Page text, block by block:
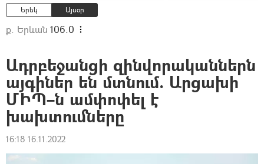
Երեկ Այսօր
ք. Երևան 106.0
Ադրբեջանցի զինվորականներն
այգիներ են մտնում. Արցախի
ՄԻՊ–ն ամփոփել է
խախտումները
16:18 16.11.2022